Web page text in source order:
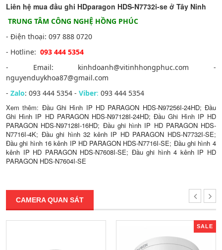
Liên hệ mua đầu ghi HDparagon HDS-N7732i-se ở Tây Ninh
TRUNG TÂM CÔNG NGHỆ HỒNG PHÚC
- Điện thoại: 097 888 0720
- Hotline: 093 444 5354
- Email: kinhdoanh@vitinhhongphuc.com -
nguyenduykhoa87@gmail.com
- Zalo: 093 444 5354 - Viber: 093 444 5354
Xem thêm: Đầu Ghi Hình IP HD PARAGON HDS-N97256I-24HD;Đầu
Ghi Hình IP HD PARAGON HDS-N97128I-24HD;Đầu Ghi Hình IP HD
PARAGON HDS-N97128I-16HD; Đầu ghi hình IP HD PARAGON HDS-
N7716I-4K; Đầu ghi hình 32 kênh IP HD PARAGON HDS-N7732I-SE;
Đầu ghi hình 16 kênh IP HD PARAGON HDS-N7716I-SE; Đầu ghi hình 4
kênh IP HD PARAGON HDS-N7608I-SE; Đầu ghi hình 4 kênh IP HD
PARAGON HDS-N7604I-SE
CAMERA QUAN SÁT
SALE